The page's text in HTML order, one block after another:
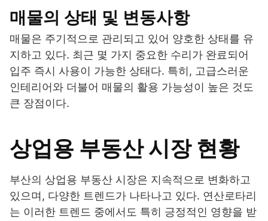
매물의 상태 및 변동사항
매물은 주기적으로 관리되고 있어 양호한 상태를 유
지하고 있다. 최근 몇 가지 중요한 수리가 완료되어
입주 즉시 사용이 가능한 상태다. 특히, 고급스러운
인테리어와 더불어 매물의 활용 가능성이 높은 것도
큰 장점이다.
상업용 부동산 시장 현황
부산의 상업용 부동산 시장은 지속적으로 변화하고
있으며, 다양한 트렌드가 나타나고 있다. 연산로타리
는 이러한 트렌드 중에서도 특히 긍정적인 영향을 받